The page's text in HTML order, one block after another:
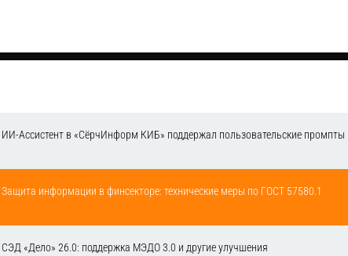
ИИ-Ассистент в «СёрчИнформ КИБ» поддержал пользовательские промпты
Защита информации в финсекторе: технические меры по ГОСТ 57580.1
СЭД «Дело» 26.0: поддержка МЭДО 3.0 и другие улучшения